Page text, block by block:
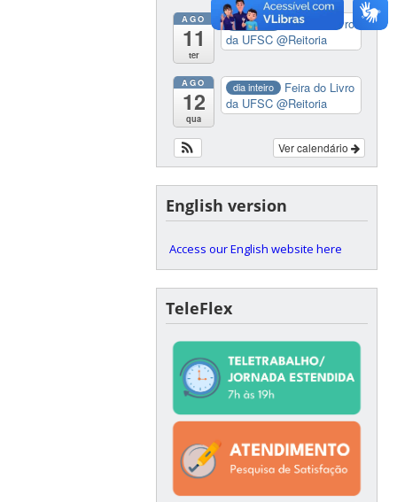
AGO
11
ter
dia inteiro
Feira do Livro
da UFSC@Reitoria
AGO
12
qua
dia inteiro
Feira do Livro
da UFSC@Reitoria
Ver calendário
English version
Access our English website here
TeleFlex